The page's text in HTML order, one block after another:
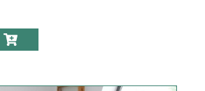
Trava